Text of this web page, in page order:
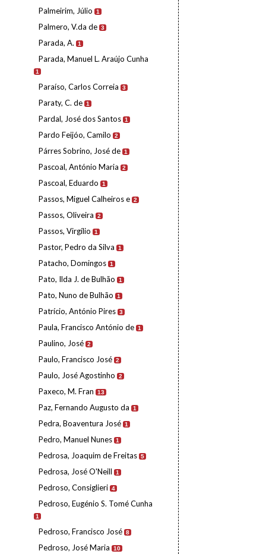
Palmeirim, Júlio 1
Palmero, V.da de 3
Parada, A. 1
Parada, Manuel L. Araújo Cunha
1
Paraíso, Carlos Correia 3
Paraty, C. de 1
Pardal, José dos Santos 1
Pardo Feijóo, Camilo 2
Párres Sobrino, José de 1
Pascoal, António Maria 2
Pascoal, Eduardo 1
Passos, Miguel Calheiros e 2
Passos, Oliveira 2
Passos, Virgílio 1
Pastor, Pedro da Silva 1
Patacho, Domingos 1
Pato, Ilda J. de Bulhão 1
Pato, Nuno de Bulhão 1
Patrício, António Pires 3
Paula, Francisco António de 1
Paulino, José 2
Paulo, Francisco José 2
Paulo, José Agostinho 2
Paxeco, M. Fran 13
Paz, Fernando Augusto da 1
Pedra, Boaventura José 1
Pedro, Manuel Nunes 1
Pedrosa, Joaquim de Freitas 5
Pedrosa, José O'Neill 1
Pedroso, Consiglieri 4
Pedroso, Eugénio S. Tomé Cunha
1
Pedroso, Francisco José 8
Pedroso, José Maria 10